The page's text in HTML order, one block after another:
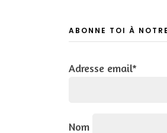
ABONNE TOI À
Adresse email*
Nom